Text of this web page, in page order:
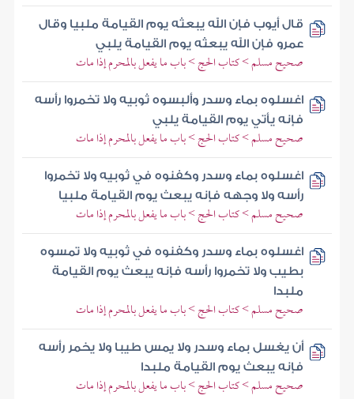
قال أيوب فإن الله يبعثه يوم القيامة ملبيا وقال
عمرو فإن الله يبعثه يوم القيامة يلبي
صحيح مسلم > كتاب الحج > باب ما يفعل بالمحرم إذا مات
اغسلوه بماء وسدر وألبسوه ثوبيه ولا تخمروا رأسه
فإنه يأتي يوم القيامة يلبي
صحيح مسلم > كتاب الحج > باب ما يفعل بالمحرم إذا مات
اغسلوه بماء وسدر وكفنوه في ثوبيه ولا تخمروا
رأسه ولا وجهه فإنه يبعث يوم القيامة ملبيا
صحيح مسلم > كتاب الحج > باب ما يفعل بالمحرم إذا مات
اغسلوه بماء وسدر وكفنوه في ثوبيه ولا تمسوه
بطيب ولا تخمروا رأسه فإنه يبعث يوم القيامة
ملبدا
صحيح مسلم > كتاب الحج > باب ما يفعل بالمحرم إذا مات
أن يغسل بماء وسدر ولا يمس طيبا ولا يخمر رأسه
فإنه يبعث يوم القيامة ملبدا
صحيح مسلم > كتاب الحج > باب ما يفعل بالمحرم إذا مات